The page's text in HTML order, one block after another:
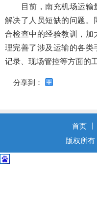
目前，南充机场运输
解决了人员短缺的问题
合检查中的经验教训，
理完善了涉及运输的各
记录、现场管控等方面的
分享到：
首页 丨
版权所
盲
模
式